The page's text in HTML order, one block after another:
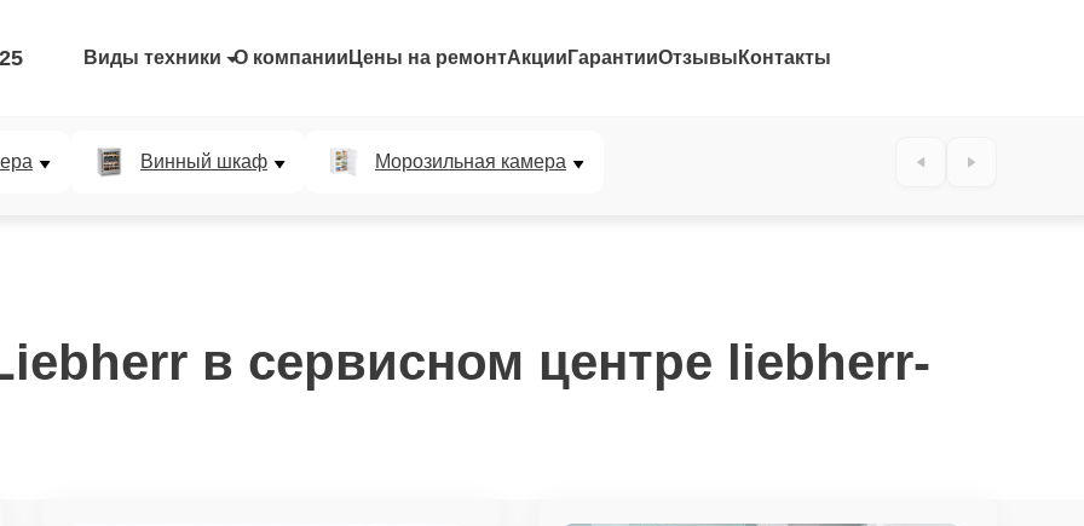
Виды техники О компании Цены на ремонтАкции ГарантииОтзывы Контакты
Винный шкаф Морозильная камера
в сервисном центре liebherr-